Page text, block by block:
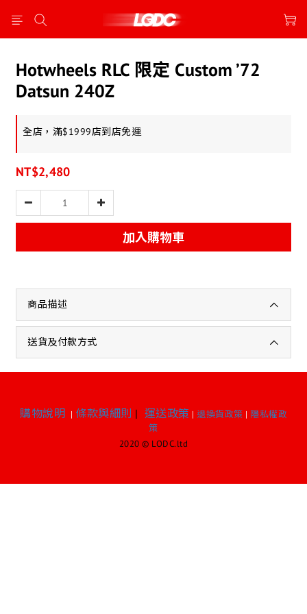
Hotwheels RLC 限定 Custom ’72
Datsun 240Z
全店，滿$1999店到店免運
NT$2,480
加入購物車
商品描述
送貨及付款方式
購物說明 | 條款與細則 | 運送政策 | 退換貨政策 | 隱私權政
策
2020 © LODC.ltd